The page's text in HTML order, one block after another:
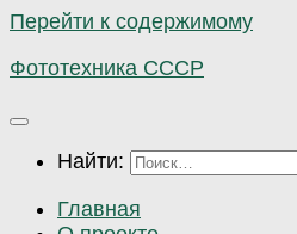
Перейти к содержимому
Фототехника СССР
Найти:
Главная